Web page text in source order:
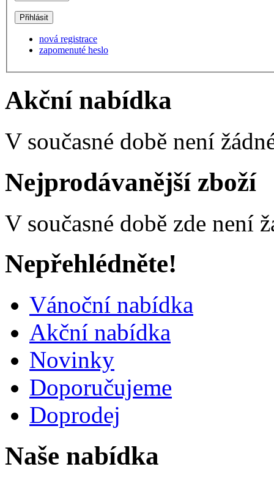
nová registrace
zapomenuté heslo
Akční nabídka
V současné době není
Nejprodávanější zboží
V současné době zde není
Nepřehlédněte!
Vánoční nabídka
Akční nabídka
Novinky
Doporučujeme
Doprodej
Naše nabídka